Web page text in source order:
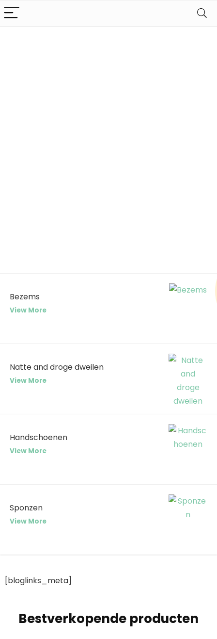
Bezems
View More
Natte and droge dweilen
View More
Handschoenen
View More
Sponzen
View More
[bloglinks_meta]
Bestverkopende producten